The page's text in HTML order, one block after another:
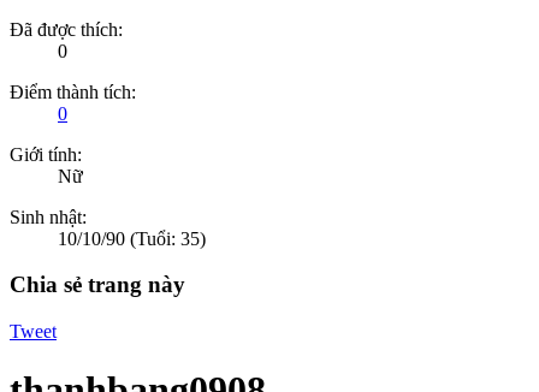
Đã được thích:
0
Điểm thành tích:
0
Giới tính:
Nữ
Sinh nhật:
10/10/90 (Tuổi: 35)
Chia sẻ trang này
Tweet